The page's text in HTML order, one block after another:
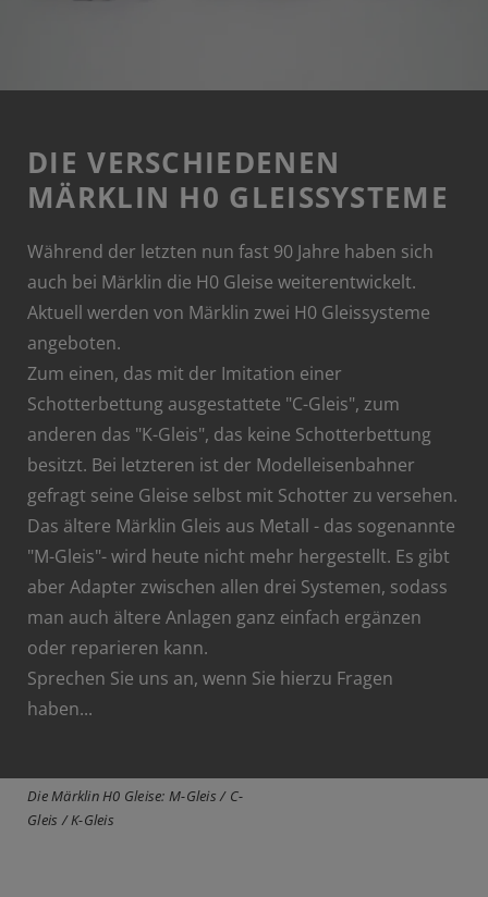
DIE VERSCHIEDENEN
MÄRKLIN H0 GLEISSYSTEME
Während der letzten nun fast 90 Jahre haben sich
auch bei Märklin die H0 Gleise weiterentwickelt.
Aktuell werden von Märklin zwei H0 Gleissysteme
angeboten.
Zum einen, das mit der Imitation einer
Schotterbettung ausgestattete "C-Gleis", zum
anderen das "K-Gleis", das keine Schotterbettung
besitzt. Bei letzteren ist der Modelleisenbahner
gefragt seine Gleise selbst mit Schotter zu versehen.
Das ältere Märklin Gleis aus Metall - das sogenannte
"M-Gleis"- wird heute nicht mehr hergestellt. Es gibt
aber Adapter zwischen allen drei Systemen, sodass
man auch ältere Anlagen ganz einfach ergänzen
oder reparieren kann.
Sprechen Sie uns an, wenn Sie hierzu Fragen
haben...
Die Märklin H0 Gleise: M-Gleis / C-
Gleis / K-Gleis